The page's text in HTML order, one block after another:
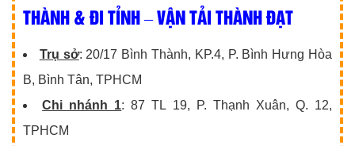
THÀNH & ĐI TỈNH – VẬN TẢI THÀNH ĐẠT
Trụ sở: 20/17 Bình Thành, KP.4, P. Bình Hưng Hòa
B, Bình Tân, TPHCM
Chi nhánh 1: 87 TL 19, P. Thạnh Xuân, Q. 12,
TPHCM